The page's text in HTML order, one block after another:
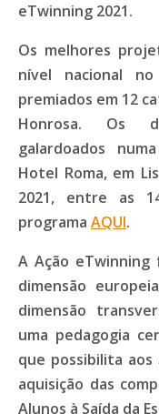
eTwinning 2021.
Os melhores
nível nacional
premiados em 12
Honrosa. Os
galardoados
Hotel Roma, em
2021, entre as
programa AQUI.
A Ação eTwinning
dimensão
dimensão
uma pedagogia
que possibilita
aquisição das
Alunos à Saída da